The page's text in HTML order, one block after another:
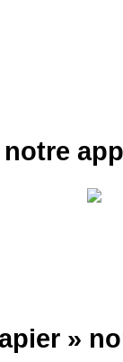
notre
»